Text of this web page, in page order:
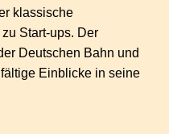
klassische
Start-ups. Der
Deutschen Bahn und
Einblicke in seine